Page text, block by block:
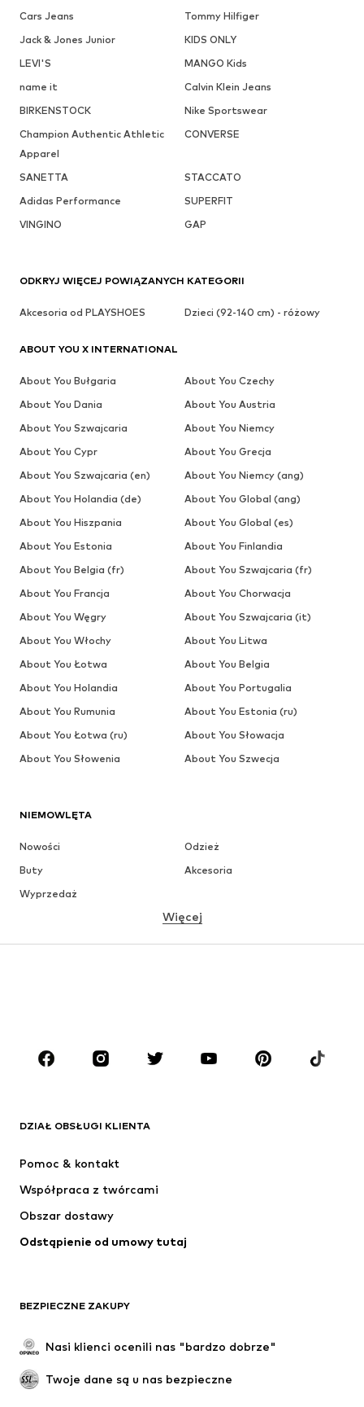
Cars Jeans
Tommy Hilfiger
Jack & Jones Junior
KIDS ONLY
LEVI'S
MANGO Kids
name it
Calvin Klein Jeans
BIRKENSTOCK
Nike Sportswear
Champion Authentic Athletic
Apparel
CONVERSE
SANETTA
STACCATO
Adidas Performance
SUPERFIT
VINGINO
GAP
NIEMOWLĘTA
Nowości
Odzież
Buty
Akcesoria
Wyprzedaż
MARKI
Next
ADIDAS PERFORMANCE
Więcej
DZIAŁ OBSŁUGI KLIENTA
Pomoc & kontakt
Współpraca z twórcami
Obszar dostawy
Odstąpienie od umowy tutaj
BEZPIECZNE ZAKUPY
Nasi klienci ocenili nas "bardzo dobrze"
Twoje dane są u nas bezpieczne
ODKRYJ WIĘCEJ POWIĄZANYCH KATEGORII
Akcesoria od PLAYSHOES Dzieci (92-140 cm) - różowy
ABOUT YOU X INTERNATIONAL
About You Bułgaria
About You Czechy
About You Dania
About You Austria
About You Szwajcaria
About You Niemcy
About You Cypr
About You Grecja
About You Szwajcaria (en)
About You Niemcy (ang)
About You Holandia (de)
About You Global (ang)
About You Hiszpania
About You Global (es)
About You Estonia
About You Finlandia
About You Belgia (fr)
About You Szwajcaria (fr)
About You Francja
About You Chorwacja
About You Węgry
About You Szwajcaria (it)
About You Włochy
About You Litwa
About You Łotwa
About You Belgia
About You Holandia
About You Portugalia
About You Rumunia
About You Estonia (ru)
About You Łotwa (ru)
About You Słowacja
About You Słowenia
About You Szwecja